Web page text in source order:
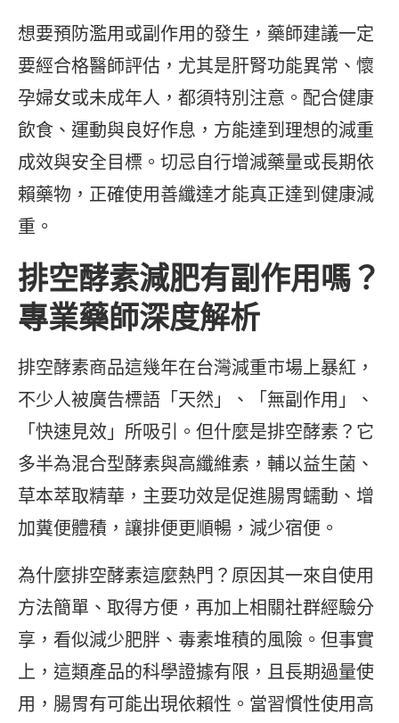
想要預防濫用或副作用的發生，藥師建議一定
要經合格醫師評估，尤其是肝腎功能異常、懷
孕婦女或未成年人，都須特別注意。配合健康
飲食、運動與良好作息，方能達到理想的減重
成效與安全目標。切忌自行增減藥量或長期依
賴藥物，正確使用善纖達才能真正達到健康減
重。
排空酵素減肥有副作用嗎？
專業藥師深度解析
排空酵素商品這幾年在台灣減重市場上暴紅，
不少人被廣告標語「天然」、「無副作用」、
「快速見效」所吸引。但什麼是排空酵素？它
多半為混合型酵素與高纖維素，輔以益生菌、
草本萃取精華，主要功效是促進腸胃蠕動、增
加糞便體積，讓排便更順暢，減少宿便。
為什麼排空酵素這麼熱門？原因其一來自使用
方法簡單、取得方便，再加上相關社群經驗分
享，看似減少肥胖、毒素堆積的風險。但事實
上，這類產品的科學證據有限，且長期過量使
用，腸胃有可能出現依賴性。當習慣性使用高